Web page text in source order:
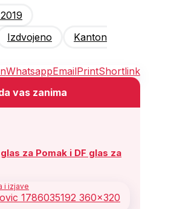
Izdvojeno
Kanton
WhatsappEmailPrintShortlink
vas zanima
za Pomak i DF glas za
i izjave